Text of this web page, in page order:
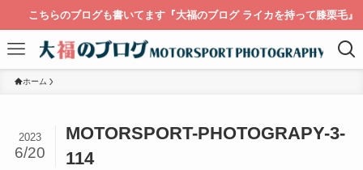
こちらのブログも書いてます『大福のブログ ライカを持って膝栗毛』
ホーム
MOTORSPORT-PHOTOGRAPY-3-
114
2023
6/20